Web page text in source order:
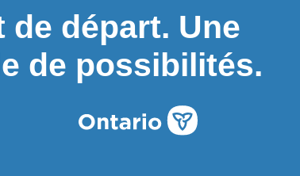
de départ. Une
de possibilités.